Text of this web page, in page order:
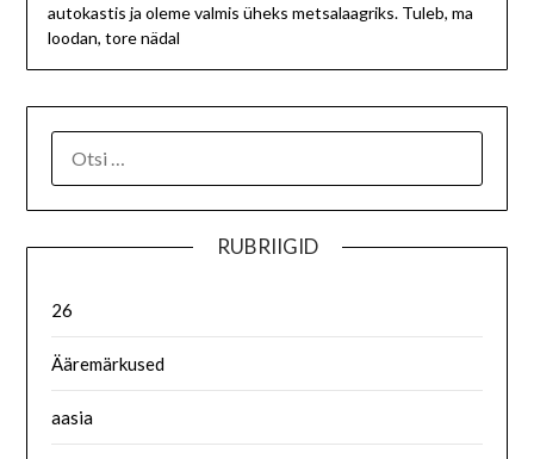
autokastis ja oleme valmis üheks metsalaagriks. Tuleb, ma
loodan, tore nädal
RUBRIIGID
26
Ääremärkused
aasia